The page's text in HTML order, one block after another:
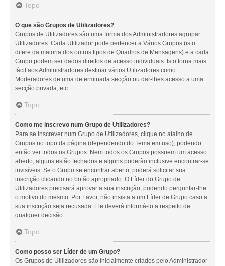
Topo
O que são Grupos de Utilizadores?
Grupos de Utilizadores são uma forma dos Administradores agrupar
Utilizadores. Cada Utilizador pode pertencer a Vários Grupos (isto
difere da maioria dos outros tipos de Quadros de Mensagens) e a cada
Grupo podem ser dados direitos de acesso individuais. Isto torna mais
fácil aos Administradores destinar vários Utilizadores como
Moderadores de uma determinada secção ou dar-lhes acesso a uma
secção privada, etc.
Topo
Como me inscrevo num Grupo de Utilizadores?
Para se inscrever num Grupo de Utilizadores, clique no atalho de
Grupos no topo da página (dependendo do Tema em uso), podendo
então ver todos os Grupos. Nem todos os Grupos possuem um acesso
aberto, alguns estão fechados e alguns poderão inclusive encontrar-se
invisíveis. Se o Grupo se encontrar aberto, poderá solicitar sua
inscrição clicando no botão apropriado. O Líder do Grupo de
Utilizadores precisará aprovar a sua inscrição, podendo perguntar-lhe
o motivo do mesmo. Por Favor, não insista a um Líder de Grupo caso a
sua inscrição seja recusada. Ele deverá informá-lo a respeito de
qualquer decisão.
Topo
Como posso ser Líder de um Grupo?
Os Grupos de Utilizadores são inicialmente criados pelo Administrador